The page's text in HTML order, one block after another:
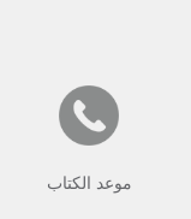
موعد الكتاب